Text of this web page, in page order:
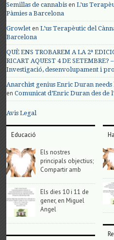
Semillas de cannabis enL’us
Pàmies a Barcelona
Growlet enL’us Terapèutic del
Barcelona
QUÈ ENS TROBAREM A LA 2ª
RICART AQUEST 4 DE
Investigació, desenvolupament i
Anarchist genius Enric Duran
enComunicat d’Enric Duran des de
Avis Legal
Educació
Els nostres
principals objectius;
Compartir amb
Els dies 10 i 11 de
gener, en Miguel
Angel